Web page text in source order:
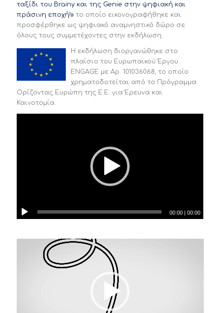
ταξίδι του Brainy και της Genie στην ψηφιακή και
πράσινη εποχή!»το οποίο εικονογραφήθηκε και
προσφέρθηκε ως ψηφιακό αναμνηστικό δώρο σε
όλους τους συμμετέχοντες στην εκδήλωση.
Η εκδήλωση διοργανώθηκε στο
πλαίσιο του Ευρωπαϊκού Έργου
ENGAGE με Αρ. 101036068, το οποίο
χρηματοδοτείται από το Πρόγραμμα
Ορίζοντας Ευρώπη της Ε.Ε. για Έρευνα και
Καινοτομία.
00:00 |00:00